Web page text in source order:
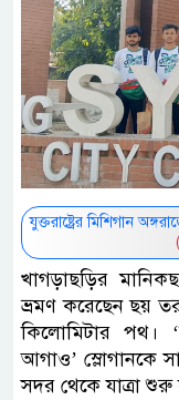
যুক্তরাষ্ট্রের মিশিগান
খাগড়াছড়ির
ভ্রমণ করেছেন ছয়
কিলোমিটার পথ।
আগাও’ স্লোগানকে
সদর থেকে যাত্রা শুরু